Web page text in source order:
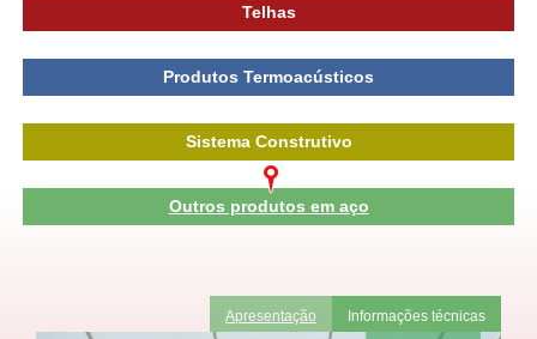
Telhas
Produtos Termoacústicos
Sistema Construtivo
Outros produtos em aço
Apresentação Informações técnicas